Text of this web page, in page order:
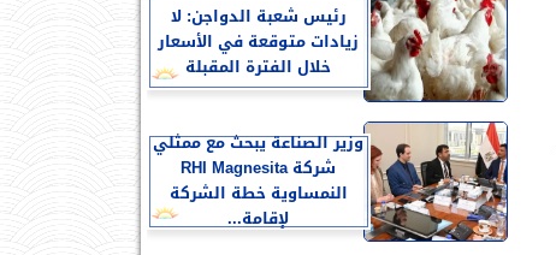
رئيس شعبة الدواجن: لا
زيادات متوقعة في الأسعار
خلال الفترة المقبلة
وزير الصناعة يبحث مع ممثلي
شركة RHI Magnesita
النمساوية خطة الشركة
لإقامة...